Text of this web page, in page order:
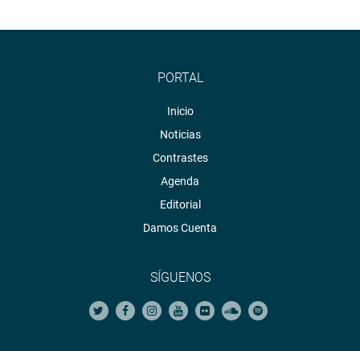
PORTAL
Inicio
Noticias
Contrastes
Agenda
Editorial
Damos Cuenta
SÍGUENOS